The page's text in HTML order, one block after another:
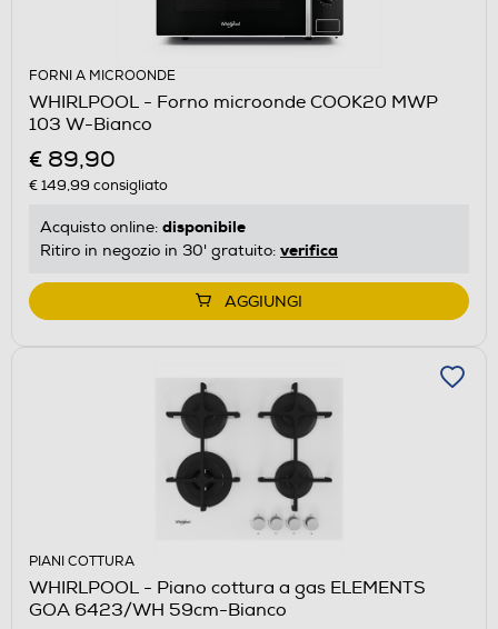
FORNI A MICROONDE
WHIRLPOOL - Forno microonde COOK20 MWP
103 W-Bianco
€ 89,90
€ 149,99 consigliato
Acquisto online: disponibile
Ritiro in negozio in 30' gratuito: verifica
AGGIUNGI
PIANI COTTURA
WHIRLPOOL - Piano cottura a gas ELEMENTS
GOA 6423/WH 59cm-Bianco